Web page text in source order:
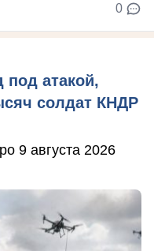
0
атакой,
солдат КНДР
9 августа 2026